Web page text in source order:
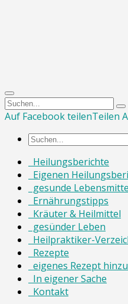
Auf Facebook teilenTeilen
Heilungsberichte
Eigenen
gesunde
Ernährungstipps
Kräuter & Heilmittel
gesünder Leben
Heilpraktiker-
Rezepte
eigenes Rezept
In eigener Sache
Kontakt